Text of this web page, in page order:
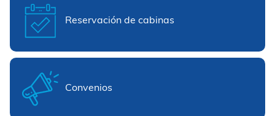
Reservación de cabinas
Convenios